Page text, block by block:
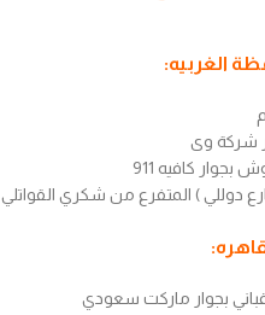
الغربيه:
شركة وى
كافيه 911
دوللي ) المتفرع من شكري القواتلي